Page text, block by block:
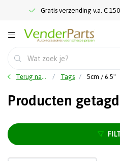
Gratis verzending v.a. €
Terug naar home Tags 5cm / 6.5"
Producten